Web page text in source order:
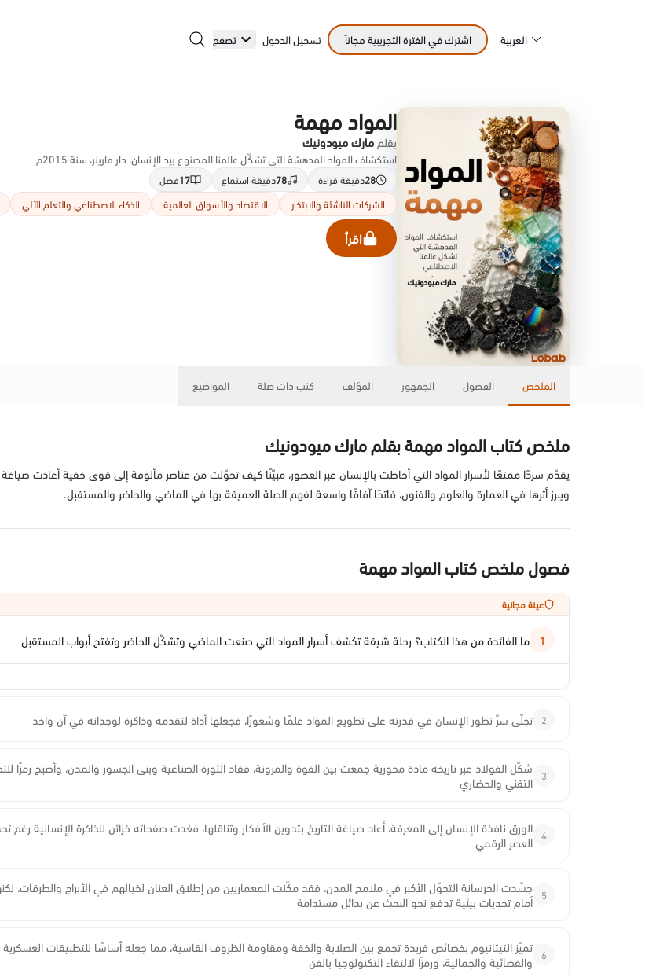
تصفح تسجيل الدخول اشترك في الفترة التجريبية مجاناً العربية
المواد مهمة
بقلم مارك ميودونيك
استكشاف المواد المدهشة التي تشكّل عالمنا المصنوع بيد الإنسان، دار مارينر، سنة 2015م.
28دقيقة قراءة 78دقيقة استماع 17فصل
الشركات الناشئة والابتكار
الاقتصاد والأسواق العالمية الذكاء الاصطناعي والتعلم الآلي
اقرأ
الملخص الفصول الجمهور المؤلف كتب ذات صلة المواضيع
ملخص كتاب المواد مهمة بقلم مارك ميودونيك
يقدّم سردًا ممتعًا لأسرار المواد التي أحاطت بالإنسان عبر العصور، مبيّنًا كيف تحوّلت من عناصر مألوفة إلى قوى خفية أعادت صياغة
ويبرز أثرها في العمارة والعلوم والفنون، فاتحًا آفاقًا واسعة لفهم الصلة العميقة بها في الماضي والحاضر والمستقبل.
فصول ملخص كتاب المواد مهمة
عينة مجانية
1 ما الفائدة من هذا الكتاب؟ رحلة شيقة تكشف أسرار المواد التي صنعت الماضي وتشكّل الحاضر وتفتح أبواب المستقبل
2 تجلّى سرّ تطور الإنسان في قدرته على تطويع المواد علمًا وشعورًا، فجعلها أداة لتقدمه وذاكرة لوجدانه في آن واحد
3
شكّل الفولاذ عبر تاريخه مادة محورية جمعت بين القوة والمرونة، فقاد الثورة الصناعية وبنى الجسور والمدن، وأصبح رمزًا
التقني والحضاري
4 الورق نافذة الإنسان إلى المعرفة، أعاد صياغة التاريخ بتدوين الأفكار وتناقلها، فغدت صفحاته خزائن للذاكرة الإنسانية رغم
العصر الرقمي
5
جسّدت الخرسانة التحوّل الأكبر في ملامح المدن، فقد مكّنت المعماريين من إطلاق العنان لخيالهم في الأبراج والطرقات،
أمام تحديات بيئية تدفع نحو البحث عن بدائل مستدامة
6 تميّز التيتانيوم بخصائص فريدة تجمع بين الصلابة والخفة ومقاومة الظروف القاسية، مما جعله أساسًا للتطبيقات العسكرية
والفضائية والجمالية، ورمزًا لالتقاء التكنولوجيا بالفن